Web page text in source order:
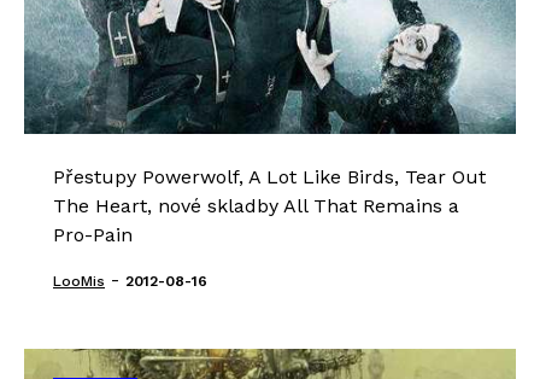
Přestupy Powerwolf, A Lot Like Birds, Tear Out
The Heart, nové skladby All That Remains a
Pro-Pain
LooMis - 2012-08-16